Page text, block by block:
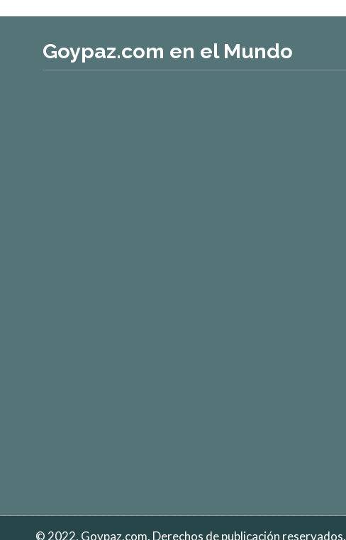
Goypaz.com en el Mundo
© 2022, Goypaz.com. Derechos de publicación reservados.